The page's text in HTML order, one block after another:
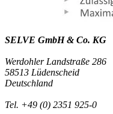
SELVE GmbH & Co. KG
Werdohler Landstraße 286
58513 Lüdenscheid
Deutschland
Tel. +49 (0) 2351 925-0